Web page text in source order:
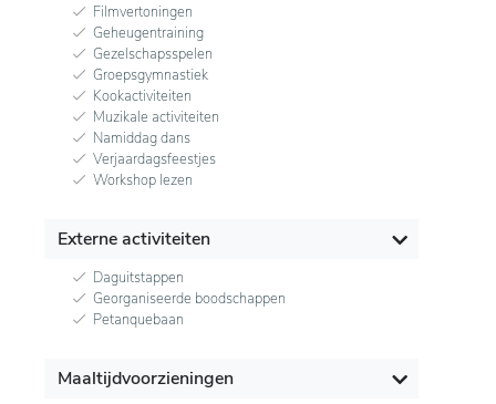
Filmvertoningen
Geheugentraining
Gezelschapsspelen
Groepsgymnastiek
Kookactiviteiten
Muzikale activiteiten
Namiddag dans
Verjaardagsfeestjes
Workshop lezen
Externe activiteiten
Daguitstappen
Georganiseerde boodschappen
Petanquebaan
Maaltijdvoorzieningen